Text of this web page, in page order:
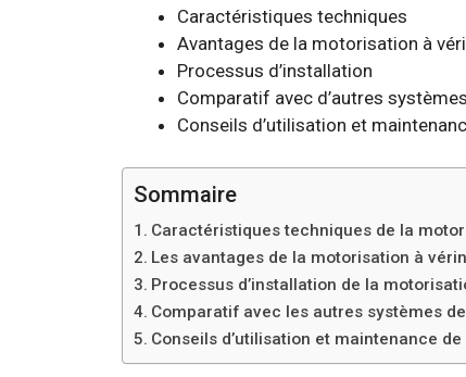
Caractéristiques techniques
Avantages de la motorisation à
Processus d’installation
Comparatif avec d’autres systèmes
Conseils d’utilisation et
Sommaire
Caractéristiques techniques de la
Les avantages de la motorisation à
Processus d’installation de la
Comparatif avec les autres systèmes
Conseils d’utilisation et maintenance